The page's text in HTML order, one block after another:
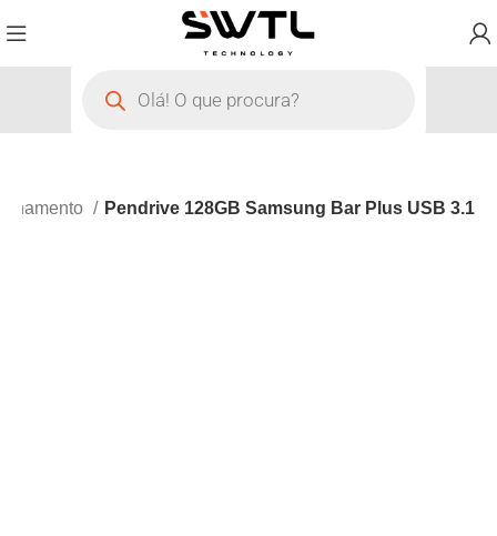
Pendrive 128GB Samsung Bar Plus USB 3.1